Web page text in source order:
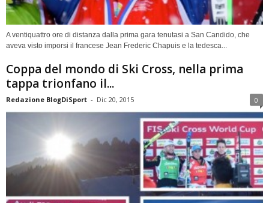
A ventiquattro ore di distanza dalla prima gara tenutasi a San Candido, che
aveva visto imporsi il francese Jean Frederic Chapuis e la tedesca...
Coppa del mondo di Ski Cross, nella prima
tappa trionfano il...
Redazione BlogDiSport - Dic 20, 2015 0